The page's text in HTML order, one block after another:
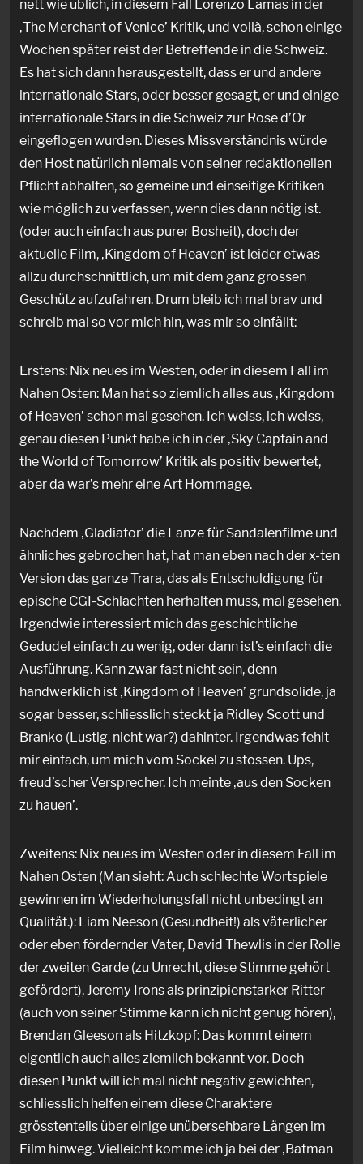
nett wie üblich, in diesem Fall Lorenzo Lamas in der
‚The Merchant of Venice’ Kritik, und voilà, schon einige
Wochen später reist der Betreffende in die Schweiz.
Es hat sich dann herausgestellt, dass er und andere
internationale Stars, oder besser gesagt, er und einige
internationale Stars in die Schweiz zur Rose d’Or
eingeflogen wurden. Dieses Missverständnis würde
den Host natürlich niemals von seiner redaktionellen
Pflicht abhalten, so gemeine und einseitige Kritiken
wie möglich zu verfassen, wenn dies dann nötig ist.
(oder auch einfach aus purer Bosheit), doch der
aktuelle Film, ‚Kingdom of Heaven’ ist leider etwas
allzu durchschnittlich, um mit dem ganz grossen
Geschütz aufzufahren. Drum bleib ich mal brav und
schreib mal so vor mich hin, was mir so einfällt:
Erstens: Nix neues im Westen, oder in diesem Fall im
Nahen Osten: Man hat so ziemlich alles aus ‚Kingdom
of Heaven’ schon mal gesehen. Ich weiss, ich weiss,
genau diesen Punkt habe ich in der ‚Sky Captain and
the World of Tomorrow’ Kritik als positiv bewertet,
aber da war’s mehr eine Art Hommage.
Nachdem ‚Gladiator’ die Lanze für Sandalenfilme und
ähnliches gebrochen hat, hat man eben nach der x-ten
Version das ganze Trara, das als Entschuldigung für
epische CGI-Schlachten herhalten muss, mal gesehen.
Irgendwie interessiert mich das geschichtliche
Gedudel einfach zu wenig, oder dann ist’s einfach die
Ausführung. Kann zwar fast nicht sein, denn
handwerklich ist ‚Kingdom of Heaven’ grundsolide, ja
sogar besser, schliesslich steckt ja Ridley Scott und
Branko (Lustig, nicht war?) dahinter. Irgendwas fehlt
mir einfach, um mich vom Sockel zu stossen. Ups,
freud’scher Versprecher. Ich meinte ‚aus den Socken
zu hauen’.
Zweitens: Nix neues im Westen oder in diesem Fall im
Nahen Osten (Man sieht: Auch schlechte Wortspiele
gewinnen im Wiederholungsfall nicht unbedingt an
Qualität.): Liam Neeson (Gesundheit!) als väterlicher
oder eben fördernder Vater, David Thewlis in der Rolle
der zweiten Garde (zu Unrecht, diese Stimme gehört
gefördert), Jeremy Irons als prinzipienstarker Ritter
(auch von seiner Stimme kann ich nicht genug hören),
Brendan Gleeson als Hitzkopf: Das kommt einem
eigentlich auch alles ziemlich bekannt vor. Doch
diesen Punkt will ich mal nicht negativ gewichten,
schliesslich helfen einem diese Charaktere
grösstenteils über einige unübersehbare Längen im
Film hinweg. Vielleicht komme ich ja bei der ‚Batman